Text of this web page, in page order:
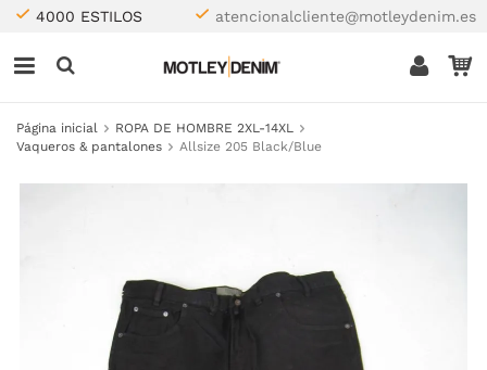
4000 ESTILOS atencionalcliente@motleydenim.es
Página inicial
ROPA DE HOMBRE 2XL-14XL
Vaqueros & pantalones
Allsize 205 Black/Blue